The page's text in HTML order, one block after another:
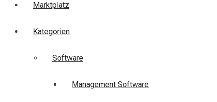
Marktplatz
Kategorien
Software
Management Software